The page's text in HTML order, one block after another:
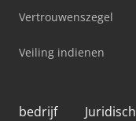
Vertrouwenszegel
Veiling indienen
bedrijf Juridisch